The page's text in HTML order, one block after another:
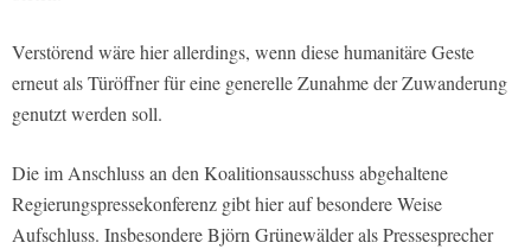
Verstörend wäre hier allerdings, wenn diese humanitäre Geste
erneut als Türöffner für eine generelle Zunahme der Zuwanderung
genutzt werden soll.
Die im Anschluss an den Koalitionsausschuss abgehaltene
Regierungspressekonferenz gibt hier auf besondere Weise
Aufschluss. Insbesondere Björn Grünewälder als Pressesprecher